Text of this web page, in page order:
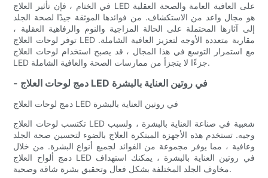
في الختام ، فإن تأثير العلاج LED على العافية العامة والصحة العقلية
هو مجال واعد من الاستكشاف. من فوائدها الموثقة جيدًا لصحة الجلد
إلى آثارها المحتملة على الحالة المزاجية والنوم والرفاهية العقلية ،
توفر لوحات العلاج LED مقاربة متعددة الأوجه لتعزيز العافية الشاملة.
مع استمرار التوسع في هذا المجال ، قد يصبح استخدام لوحات العلاج
LED جزءًا لا يتجزأ من ممارسات الصحة والعافية الشاملة.
- دمج لوحات العلاج LED في روتين العناية بالبشرة
دمج لوحات العلاج LED في روتين العناية بالبشرة
تكتسب لوحات العلاج LED شعبية في صناعة العناية بالبشرة ، ولسبب
وجيه. تستخدم هذه الأجهزة المبتكرة العلاج بالضوء لتحسين صحة الجلد
وعافية ، مما يوفر مجموعة من الفوائد لجميع أنواع البشرة. من خلال
دمج ألواح العلاج LED في روتين العناية بالبشرة ، يمكنك استهداف
مخاوف الجلد المختلفة بشكل فعال وتحقيق بشرة شاقة وصحية.